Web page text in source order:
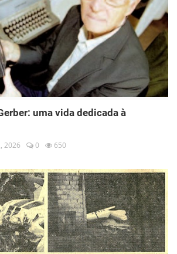
uma vida dedicada à
2026 0 650